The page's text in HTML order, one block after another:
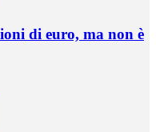
di euro, ma non è